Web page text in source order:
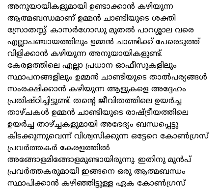
അനുയായികളുമായി ഉണ്ടാക്കാന്‍ കഴിയുന്ന
ആത്മബന്ധമാണ് ഉമ്മന്‍ ചാണ്ടിയുടെ ശക്തി
സ്രോതസ്സ്. കാസര്‍ഗോഡു മുതല്‍ പാറശ്ശാല വരെ
എല്ലാപഞ്ചായത്തിലും ഉമ്മന്‍ ചാണ്ടിക്ക് പേരെടുത്ത്
വിളിക്കാന്‍ കഴിയുന്ന അനുയായികളുണ്ട്.
കേരളത്തിലെ എല്ലാ പ്രധാന ഓഫീസുകളിലും
സ്ഥാപനങ്ങളിലും ഉമ്മന്‍ ചാണ്ടിയുടെ താല്‍പര്യങ്ങള്‍
സംരക്ഷിക്കാന്‍ കഴിയുന്ന ആളുകളെ അദ്ദേഹം
പ്രതിഷ്ഠിച്ചിട്ടുണ്ട്. തന്റെ ജീവിതത്തിലെ ഉയര്‍ച്ച
താഴ്ചകള്‍ ഉമ്മന്‍ ചാണ്ടിയുടെ രാഷ്ട്രീയത്തിലെ
ഉയര്‍ച്ച താഴ്ച്ചകളുമായി അഭേദ്യം ബന്ധപ്പെട്ടു
കിടക്കുന്നുവെന്ന് വിശ്വസിക്കുന്ന ഒട്ടേറെ കോണ്‍ഗ്രസ്
പ്രവര്‍ത്തകര്‍ കേരളത്തില്‍
അങ്ങോളമിങ്ങോളമുണ്ടായിരുന്നു. ഇതിനു മുന്‍പ്
പ്രവര്‍ത്തകരുമായി ഇങ്ങനെ ഒരു ആത്മബന്ധം
സ്ഥാപിക്കാന്‍ കഴിഞ്ഞിട്ടുള്ള ഏക കോണ്‍ഗ്രസ്